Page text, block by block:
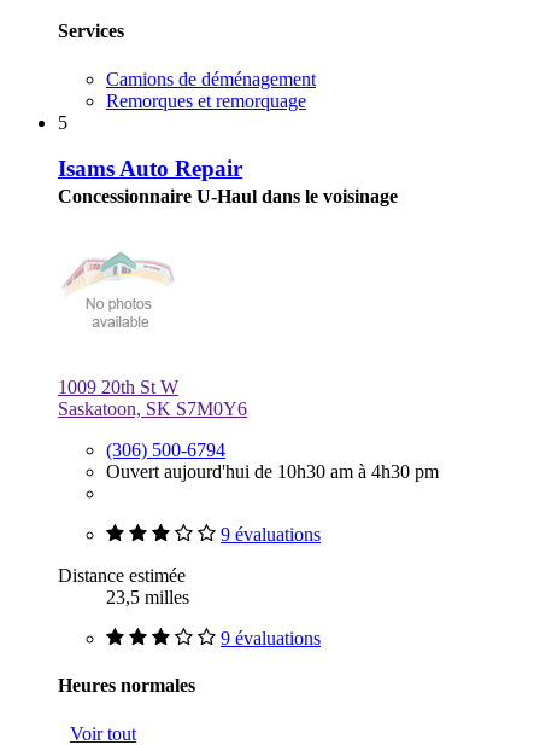
Services
Camions de déménagement
Remorques et remorquage
5
Isams Auto Repair
Concessionnaire U-Haul dans le voisinage
1009 20th St W
Saskatoon, SK S7M0Y6
(306) 500-6794
Ouvert aujourd'hui de 10h30 am à 4h30 pm
9 évaluations
Distance estimée
23,5 milles
9 évaluations
Heures normales
Voir tout